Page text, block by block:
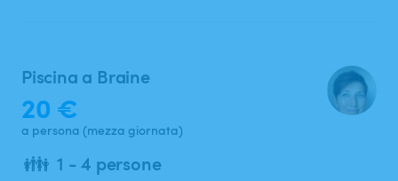
Piscina a Braine
20 €
a persona (mezza giornata)
👪 1 - 4 persone